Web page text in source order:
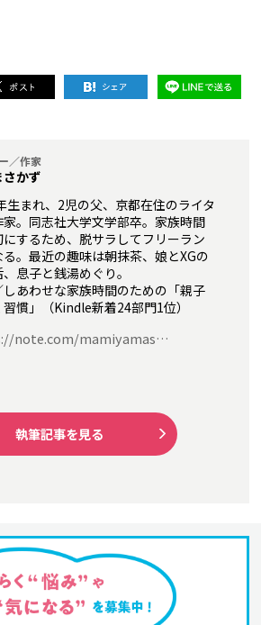
／作家
かず
生まれ、2児の父、京都在住のライタ
家。同志社大学文学部卒。家族時間
にするため、脱サラしてフリーラン
る。最近の趣味は朝抹茶、娘とXGの
息子と銭湯めぐり。
あわせな家族時間のための「親子
慣」（Kindle新着24部門1位）
note.com/mamiyamas…
執筆記事を見る